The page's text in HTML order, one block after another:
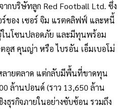
กบริษัทลูก Red Football Ltd. ซึ่ง
ร์ของ เซอร์ จิม แรตคลิฟฟ์ และหนี้
ในโซนปลอดภัย และมีทุนพร้อม
อุส คุนญ่า หรือ ไบรอัน เอ็มเบอโม่
ลายตลาด แต่กลับมีพื้นที่ขาดทุน
ล้านปอนด์ (ราว 13,650 ล้าน
ธุรกิจภายในอย่างซับซ้อน รวมถึง